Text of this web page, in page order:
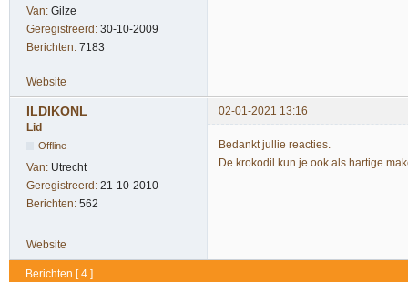
Van: Gilze
Geregistreerd: 30-10-2009
Berichten: 7183
Website
ILDIKONL
02-01-2021 13:16
Lid
Offline
Van: Utrecht
Geregistreerd: 21-10-2010
Berichten: 562
Bedankt jullie reacties.
De krokodil kun je ook als hartige
Website
Berichten [ 4 ]